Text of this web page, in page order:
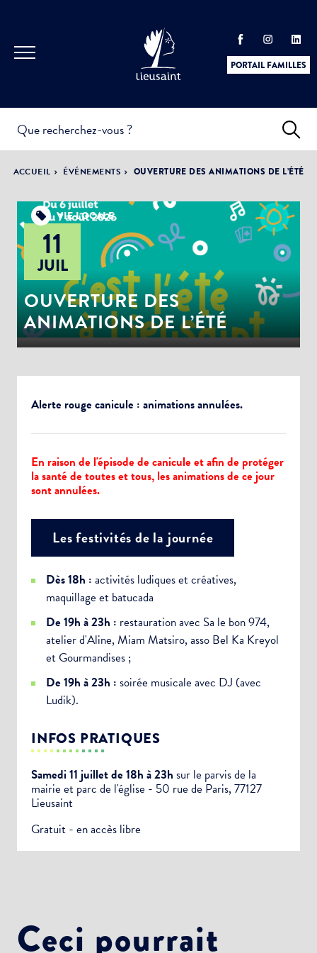
PORTAIL FAMILLES
PRATIQUES &
DÉMARCHES
ACTUALITÉS &
ÉVÈNEMENTS
LA VILLE
DÉMOCRATIE
ACCUEIL ÉVÉNEMENTS OUVERTURE DES ANIMATIONS DE L’ÉTÉ
VIE LOCALE
11
JUIL
OUVERTURE DES
ANIMATIONS DE L’ÉTÉ
Alerte rouge canicule : animations annulées.
En raison de l'épisode de canicule et afin de protéger
la santé de toutes et tous, les animations de ce jour
sont annulées.
Les festivités de la journée
Dès 18h : activités ludiques et créatives,
maquillage et batucada
De 19h à 23h : restauration avec Sa le bon 974,
atelier d'Aline, Miam Matsiro, asso Bel Ka Kreyol
et Gourmandises ;
De 19h à 23h : soirée musicale avec DJ (avec
Ludik).
INFOS PRATIQUES
Samedi 11 juillet de 18h à 23h sur le parvis de la
mairie et parc de l'église - 50 rue de Paris, 77127
Lieusaint
Gratuit - en accès libre
Ceci pourrait
Newsletter Culture